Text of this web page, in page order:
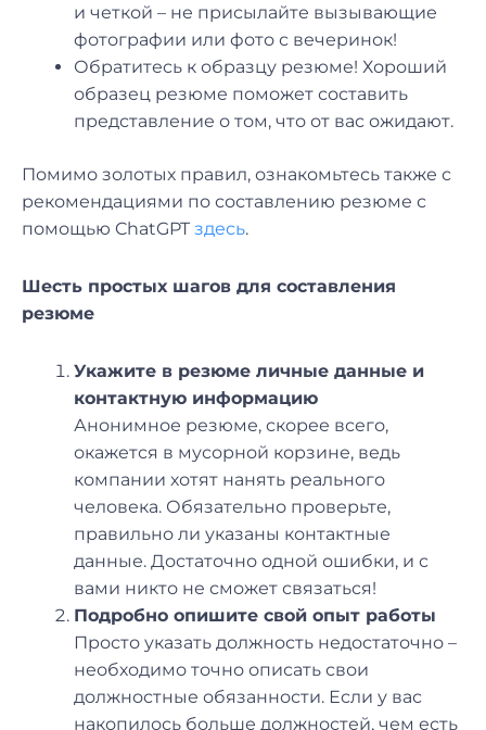
и четкой – не присылайте вызывающие
фотографии или фото с вечеринок!
Обратитесь к образцу резюме! Хороший
образец резюме поможет составить
представление о том, что от вас ожидают.
Помимо золотых правил, ознакомьтесь также с
рекомендациями по составлению резюме с
помощью ChatGPT здесь.
Шесть простых шагов для составления
резюме
Укажите в резюме личные данные и
контактную информацию
Анонимное резюме, скорее всего,
окажется в мусорной корзине, ведь
компании хотят нанять реального
человека. Обязательно проверьте,
правильно ли указаны контактные
данные. Достаточно одной ошибки, и с
вами никто не сможет связаться!
Подробно опишите свой опыт работы
Просто указать должность недостаточно –
необходимо точно описать свои
должностные обязанности. Если у вас
накопилось больше должностей, чем есть